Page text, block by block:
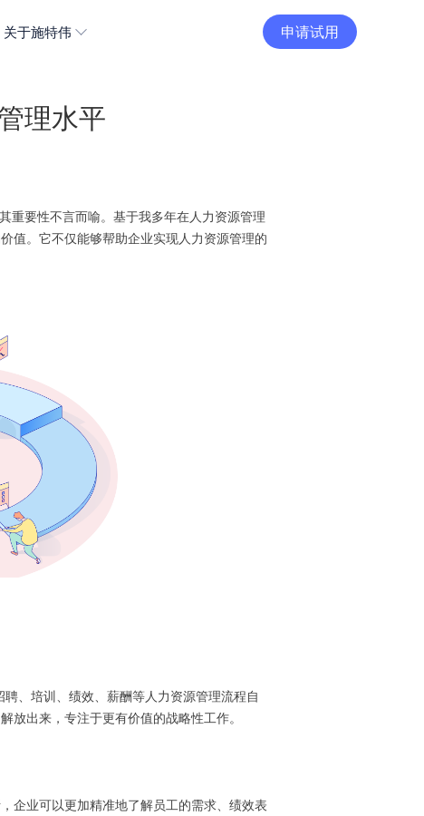
关于施特伟 申请试用
理水平
重要性不言而喻。基于我多年在人力资源管理
值。它不仅能够帮助企业实现人力资源管理的
、培训、绩效、薪酬等人力资源管理流程自
放出来，专注于更有价值的战略性工作。
企业可以更加精准地了解员工的需求、绩效表